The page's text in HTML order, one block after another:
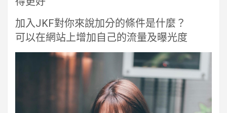
加入JKF對你來說加分的條件是什麼？
可以在網站上增加自己的流量及曝光度